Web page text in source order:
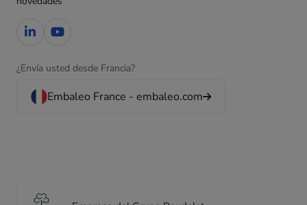
¿Envía usted desde Francia?
Embaleo France - embaleo.com